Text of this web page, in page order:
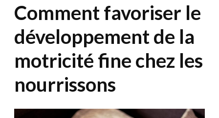
Comment favoriser le
développement de la
motricité fine chez les
nourrissons